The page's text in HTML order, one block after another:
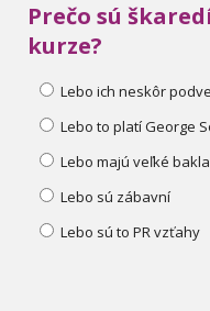
Prečo sú
kurze?
Lebo ich neskôr
Lebo to platí George
Lebo majú veľké
Lebo sú zábavní
Lebo sú to PR vzťahy